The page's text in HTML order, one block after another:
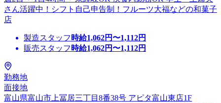
さん活躍中！シフト自己申告制！フルーツ大福などの和菓子
店
製造スタッフ 時給1,062円〜1,112円
販売スタッフ 時給1,062円〜1,112円
勤務地
面接地
富山県富山市上冨居三丁目8番38号 アピタ富山東店1F